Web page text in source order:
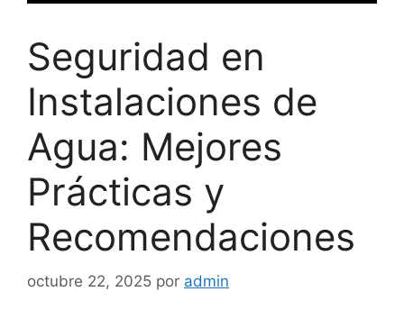
Seguridad en
Instalaciones de
Agua: Mejores
Prácticas y
Recomendaciones
octubre 22, 2025 por admin